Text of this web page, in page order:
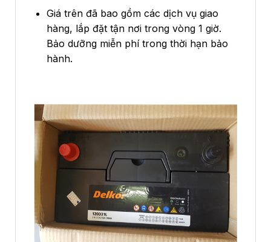
Giá trên đã bao gồm các dịch vụ giao
hàng, lắp đặt tận nơi trong vòng 1 giờ.
Bảo dưỡng miễn phí trong thời hạn bảo
hành.